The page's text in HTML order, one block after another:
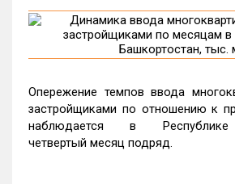
Опережение темпов ввода
застройщиками по отношению к
наблюдается в Республике
четвертый месяц подряд.